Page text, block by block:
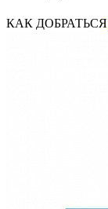
КАК ДОБРАТЬСЯ